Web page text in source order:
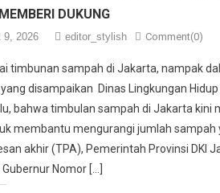
DUKUNG
9, 2026 editor_stylish Comment(0)
timbunan sampah di Jakarta, nampak
disampaikan Dinas Lingkungan
bahwa timbulan sampah di Jakarta kini
membantu mengurangi jumlah
akhir (TPA), Pemerintah Provinsi DKI
Nomor […]